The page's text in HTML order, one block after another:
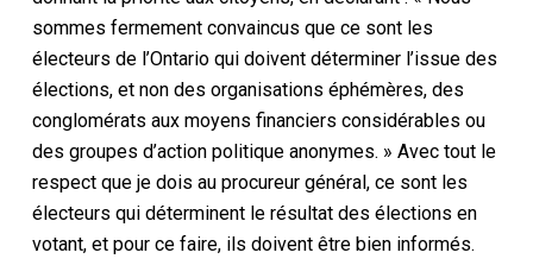
sommes fermement convaincus que ce sont les
électeurs de l’Ontario qui doivent déterminer l’issue des
élections, et non des organisations éphémères, des
conglomérats aux moyens financiers considérables ou
des groupes d’action politique anonymes. » Avec tout le
respect que je dois au procureur général, ce sont les
électeurs qui déterminent le résultat des élections en
votant, et pour ce faire, ils doivent être bien informés.